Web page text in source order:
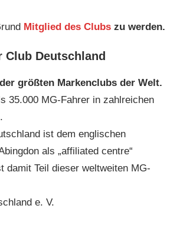
Mitglied des Clubs zu werden.
Club Deutschland
größten Markenclubs der Welt.
35.000 MG-Fahrer in zahlreichen
ist dem englischen
als „affiliated centre“
damit Teil dieser weltweiten MG-
e. V.